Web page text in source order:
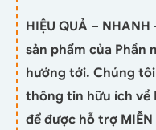
HIỆU QUẢ –
sản phẩm của Phần
hướng tới. Chúng
thông tin hữu ích về
để được hỗ trợ